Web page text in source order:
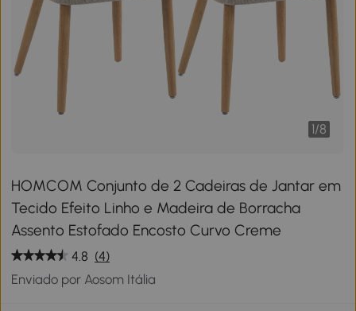
1/8
HOMCOM Conjunto de 2 Cadeiras de Jantar em
Tecido Efeito Linho e Madeira de Borracha
Assento Estofado Encosto Curvo Creme
4.8 (4)
Enviado por Aosom Itália